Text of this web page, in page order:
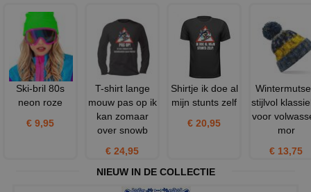
Ski-bril 80s
neon roze
€ 9,95
T-shirt lange
mouw pas op ik
kan zomaar
over snowb
€ 24,95
Shirtje ik doe al
mijn stunts zelf
€ 20,95
stijlvol
voor
mor
€ 13,75
NIEUW IN DE COLLECTIE